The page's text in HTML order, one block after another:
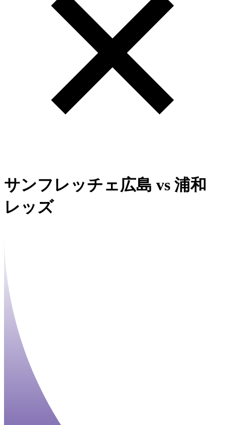
サンフレッチェ広島 vs 浦和
レッズ